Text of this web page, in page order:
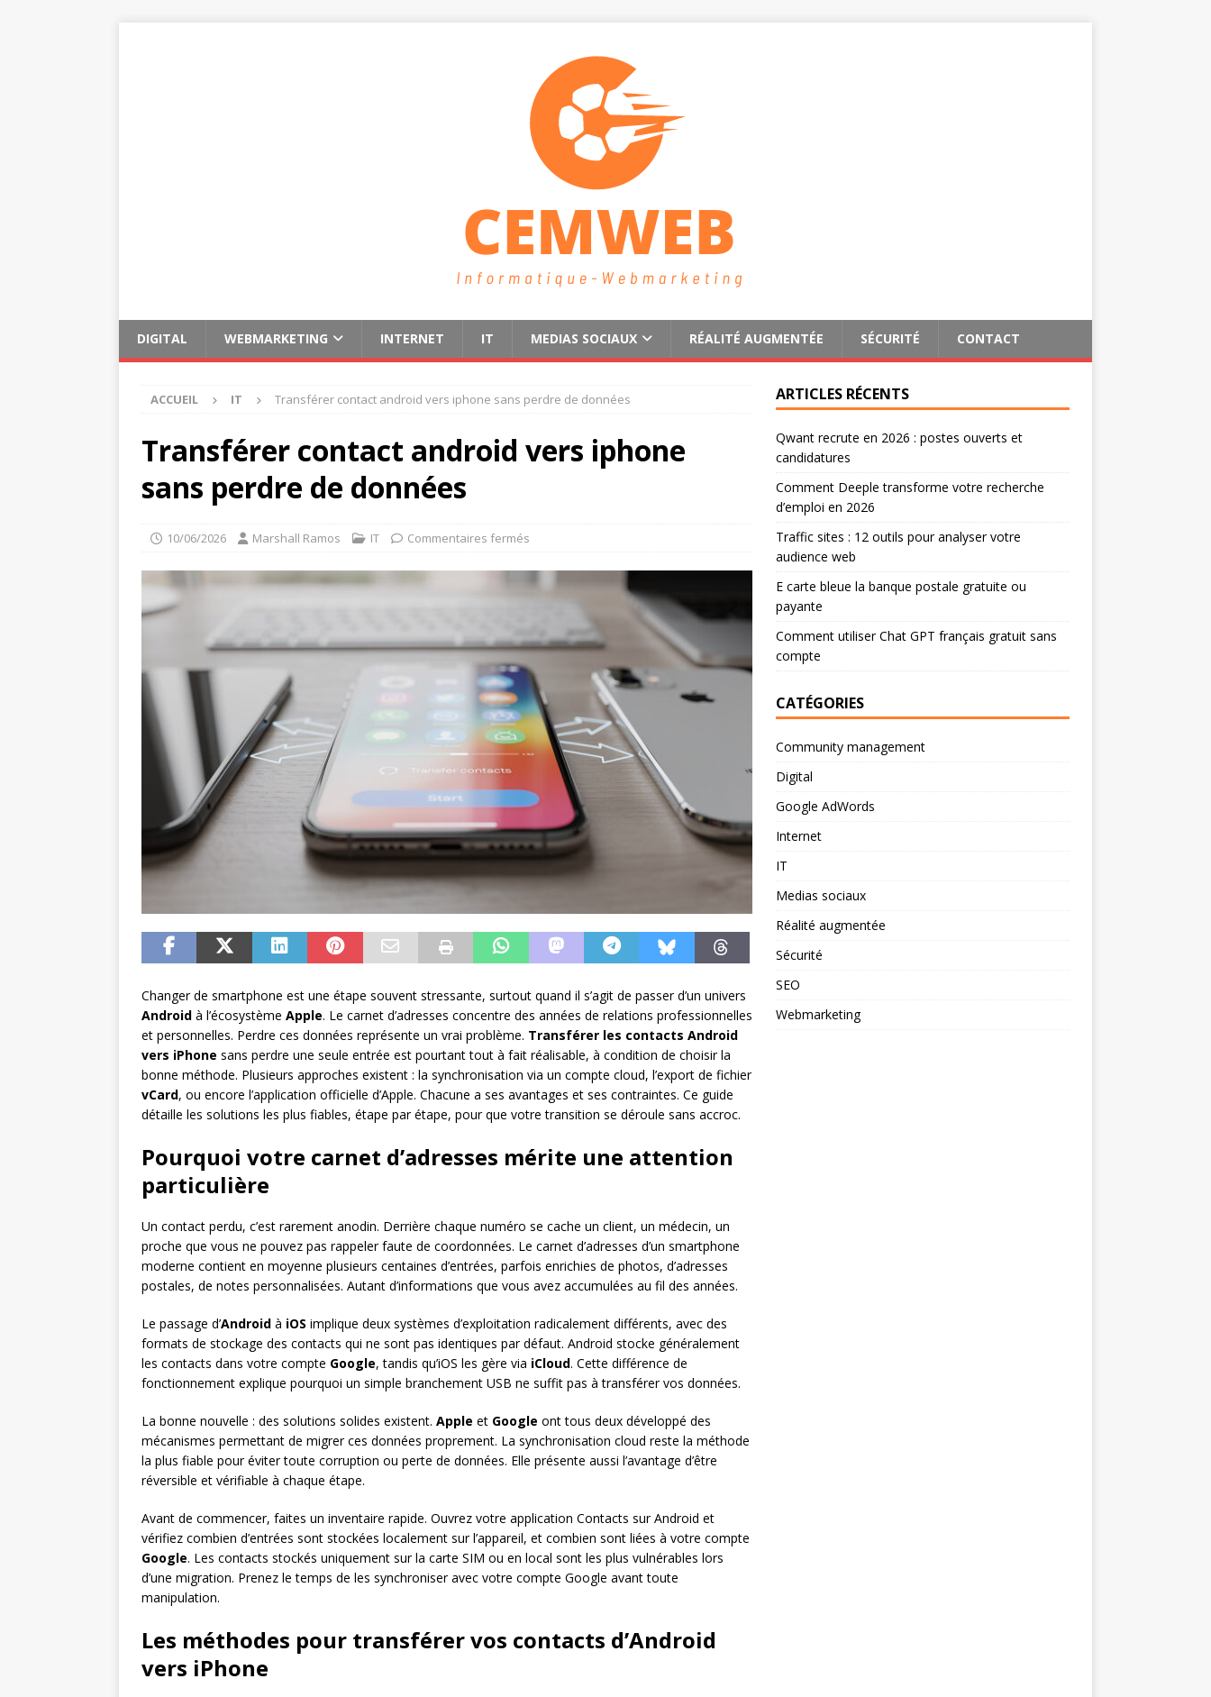
DIGITAL WEBMARKETING INTERNET IT MEDIAS SOCIAUX RÉALITÉ AUGMENTÉE SÉCURITÉ CONTACT
ACCUEIL IT Transférer contact android vers iphone sans perdre de données
Transférer contact android vers iphone
sans perdre de données
10/06/2026 Marshall Ramos IT Commentaires fermés
Changer de smartphone est une étape souvent stressante, surtout quand il s’agit de passer d’un univers
Android à l’écosystème Apple. Le carnet d’adresses concentre des années de relations professionnelles
et personnelles. Perdre ces données représente un vrai problème. Transférer les contacts Android
vers iPhone sans perdre une seule entrée est pourtant tout à fait réalisable, à condition de choisir la
bonne méthode. Plusieurs approches existent : la synchronisation via un compte cloud, l’export de fichier
vCard, ou encore l’application officielle d’Apple. Chacune a ses avantages et ses contraintes. Ce guide
détaille les solutions les plus fiables, étape par étape, pour que votre transition se déroule sans accroc.
Pourquoi votre carnet d’adresses mérite une attention
particulière
Un contact perdu, c’est rarement anodin. Derrière chaque numéro se cache un client, un médecin, un
proche que vous ne pouvez pas rappeler faute de coordonnées. Le carnet d’adresses d’un smartphone
moderne contient en moyenne plusieurs centaines d’entrées, parfois enrichies de photos, d’adresses
postales, de notes personnalisées. Autant d’informations que vous avez accumulées au fil des années.
Le passage d’Android à iOS implique deux systèmes d’exploitation radicalement différents, avec des
formats de stockage des contacts qui ne sont pas identiques par défaut. Android stocke généralement
les contacts dans votre compte Google, tandis qu’iOS les gère via iCloud. Cette différence de
fonctionnement explique pourquoi un simple branchement USB ne suffit pas à transférer vos données.
La bonne nouvelle : des solutions solides existent. Apple et Google ont tous deux développé des
mécanismes permettant de migrer ces données proprement. La synchronisation cloud reste la méthode
la plus fiable pour éviter toute corruption ou perte de données. Elle présente aussi l’avantage d’être
réversible et vérifiable à chaque étape.
Avant de commencer, faites un inventaire rapide. Ouvrez votre application Contacts sur Android et
vérifiez combien d’entrées sont stockées localement sur l’appareil, et combien sont liées à votre compte
Google. Les contacts stockés uniquement sur la carte SIM ou en local sont les plus vulnérables lors
d’une migration. Prenez le temps de les synchroniser avec votre compte Google avant toute
manipulation.
Les méthodes pour transférer vos contacts d’Android
vers iPhone
ARTICLES RÉCENTS
Qwant recrute en 2026 : postes ouverts et
candidatures
Comment Deeple transforme votre recherche
d’emploi en 2026
Traffic sites : 12 outils pour analyser votre
audience web
E carte bleue la banque postale gratuite ou
payante
Comment utiliser Chat GPT français gratuit sans
compte
CATÉGORIES
Community management
Digital
Google AdWords
Internet
IT
Medias sociaux
Réalité augmentée
Sécurité
SEO
Webmarketing